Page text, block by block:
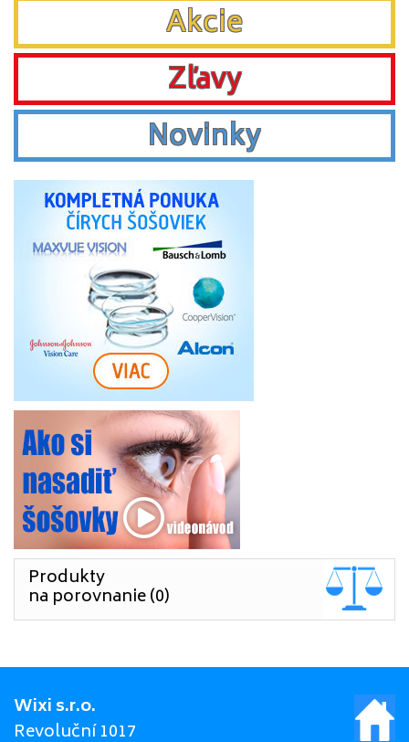
Akcie
Zľavy
Novinky
Produkty
na porovnanie (0)
Wixi s.r.o.
Revoluční 1017